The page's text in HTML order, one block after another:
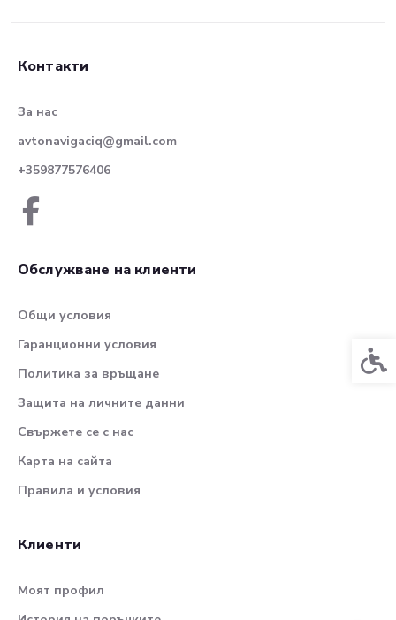
Контакти
За нас
avtonavigaciq@gmail.com
+359877576406
Обслужване на клиенти
Общи условия
Гаранционни условия
Политика за връщане
Защита на личните данни
Свържете се с нас
Карта на сайта
Правила и условия
Клиенти
Моят профил